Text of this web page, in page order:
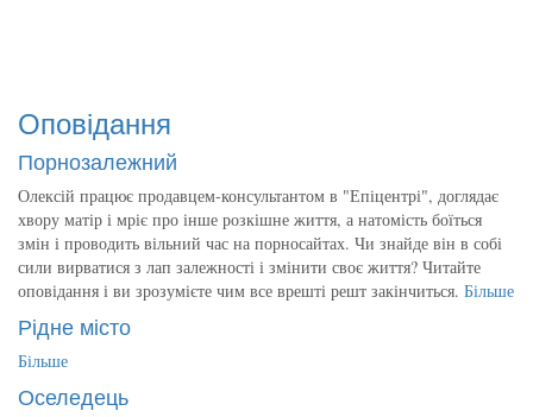
Оповідання
Порнозалежний
Олексій працює продавцем-консультантом в "Епіцентрі", доглядає
хвору матір і мріє про інше розкішне життя, а натомість боїться
змін і проводить вільний час на порносайтах. Чи знайде він в собі
сили вирватися з лап залежності і змінити своє життя? Читайте
оповідання і ви зрозумієте чим все врешті решт закінчиться. Більше
Рідне місто
Більше
Оселедець